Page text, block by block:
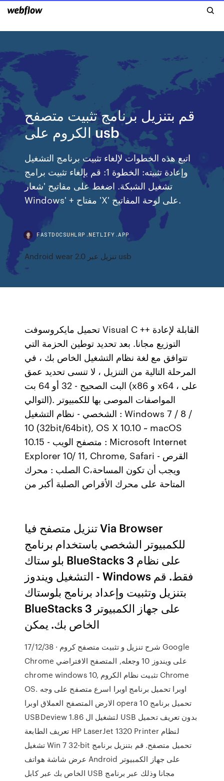
قم بتنزيل برنامج تثبيت متصفح
الكروم على usb
اتبع هذه الخطوات لإلغاء تثبيت برنامج التشغيل
وإعادة تثبيته: الخطوة 1: قم بإلغاء تثبيت برامج
تشغيل الشبكة. اضغط على مفاتيح 'شعار
Windows' + مفتاح 'X' على لوحة المفاتيح.
FASTDOCSUHLRP.NETLIFY.APP
Android wear 2.0 تنزيل عبر usb
تحميل مايكروسوفت Visual C ++ القابلة لإعادة
التوزيع مجانا. بعد تحديد توطين الحزمة التي
تتوافق مع لغة نظام التشغيل الخاص بك ، في
المرحلة التالية من التنزيل ، لا تنسى تحديد عمق
البت الصحيح - 32 أو 64 بت (x86 و x64 ، على
التوالي). المواصفات الموصى بها للكمبيوتر
الشخصي - نظام التشغيل : Windows 7 / 8 /
10 (32bit/64bit), OS X 10.10 ~ macOS
10.15 - متصفح الويب : Microsoft Internet
Explorer 10/ 11, Chrome, Safari - القرص
الصلب : محرك C،ويجب أن تكون المساحة
المتاحة على محرك الأقراص الصلبة أكبر من
تنزيل متصفح فيا Via Browser
للكمبيوتر الشخصي باستخدام برنامج
بلو ستاك BlueStacks 3 على نظام
التشغيل ويندوز - Windows فقط. قم
بتنزيل وتثبيت وإعداد برنامج بلوستاك
BlueStacks 3 على جهاز الكمبيوتر
الخاص بك. يمكن
17/12/38 · شرح تنزيل و تثبيت متصفح كروم Google
Chrome على ويندوز 10 وجعله, المتصفح الافتراضي
chrome windows 10, تثبيت نظام الكروم Chrome
OS. اوبرا تحميل برنامج اوبرا اسرع متصفح على وجه
الارض المتصفح العملاق اوبرا opera 10 تحميل برنامج
USBDeview 1.86 لتشغيل ال USB بدون تعريف تحميل
تعريف الطابعة HP LaserJet 1320 Printer لنظام
تشغيل Win 7 32-bit تحميل متصفح. قم بتنزيل برنامج
عرض شاشة هواتف Android على جهاز الكمبيوتر
الخاص بك عبر كابل USB مجانا وذلك عبر برنامج